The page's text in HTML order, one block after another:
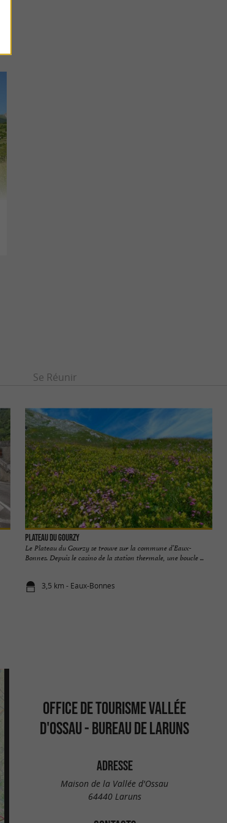
Se Réunir
Plateau du Gourzy
Le Plateau du Gourzy se trouve sur la commune d’Eaux-
Bonnes. Depuis le casino de la station thermale, une boucle ...
3,5 km - Eaux-Bonnes
OFFICE DE TOURISME VALLÉE
D'OSSAU - BUREAU DE LARUNS
ADRESSE
Maison de la Vallée d'Ossau
64440 Laruns